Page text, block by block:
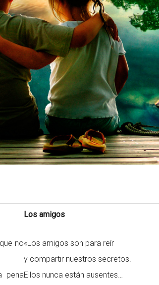
no
pena
Los amigos
«Los amigos son para reír
y compartir nuestros secretos.
Ellos nunca están ausentes…